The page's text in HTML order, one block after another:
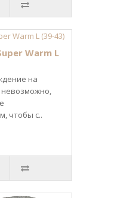
Warm L
на
чтобы с..